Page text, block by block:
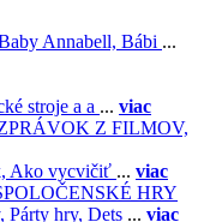
Annabell, Bábi ...
stroje a a ... viac
Z FILMOV,
Ako vycvičiť ... viac
HRY
Párty hry, Dets ... viac